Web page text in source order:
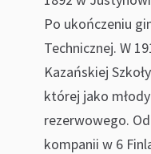
Po ukończeniu
Technicznej. W
Kazańskiej
której jako
rezerwowego.
kompanii w 6